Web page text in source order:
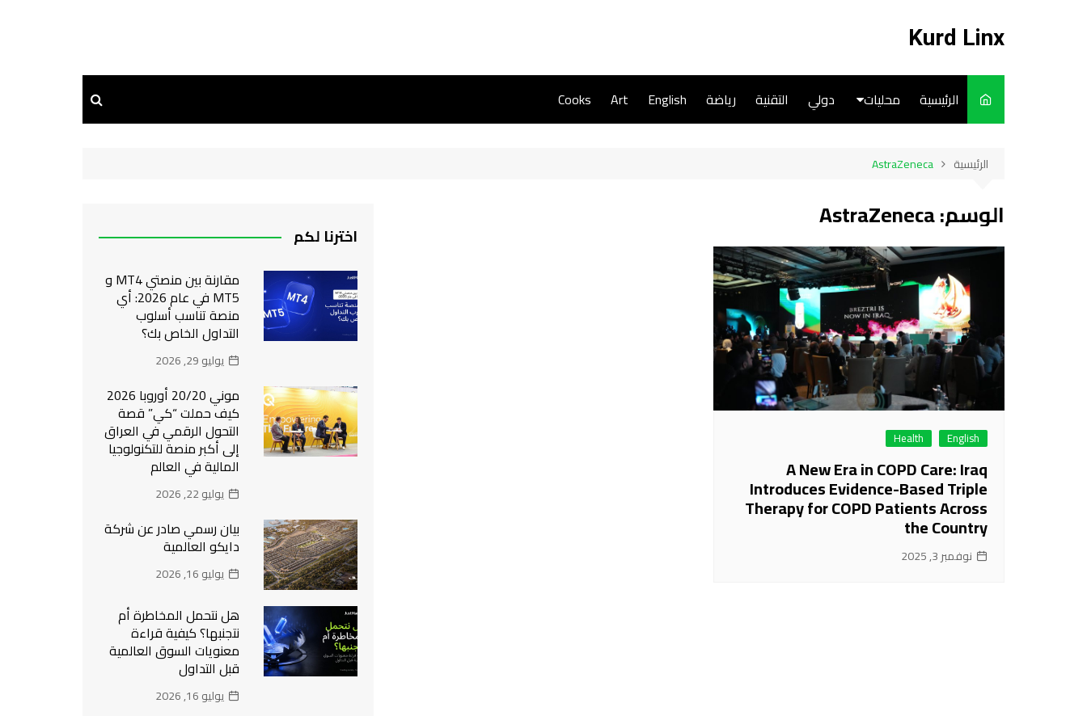
Kurd Linx
الرئيسية محليات
Cooks
دولي التقنية رياضة English
Art
Cooks
الرئيسية AstraZeneca
الوسم:AstraZeneca
English
Health
A New Era in COPD Care: Iraq
Introduces Evidence-Based Triple
Therapy for COPD Patients Across
the Country
نوفمبر 3, 2025
اخترنا لكم
مقارنة بين منصتي MT4 و
MT5 في عام 2026: أي
منصة تناسب أسلوب
التداول الخاص بك؟
يوليو 29, 2026
موني 20/20 أوروبا 2026
كيف حملت “كي” قصة
التحول الرقمي في العراق
إلى أكبر منصة للتكنولوجيا
المالية في العالم
يوليو 22, 2026
بيان رسمي صادر عن شركة
دايكو العالمية
يوليو 16, 2026
هل نتحمل المخاطرة أم
نتجنبها؟ كيفية قراءة
معنويات السوق العالمية
قبل التداول
يوليو 16, 2026